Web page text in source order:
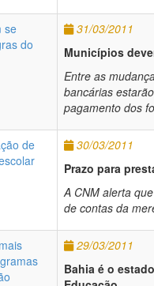
31/03/2011
Municípios
Entre as
bancárias
pagamento dos
30/03/2011
Prazo para
A CNM alerta
de contas da
29/03/2011
Bahia é o